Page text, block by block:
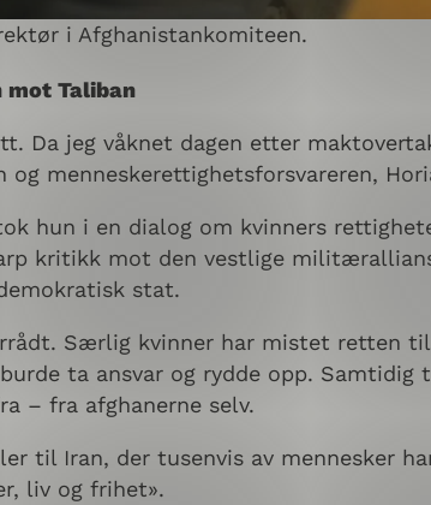
i Afghanistankomiteen.
mot Taliban
Da jeg våknet dagen etter
og menneskerettighetsforsvareren,
hun i en dialog om kvinners
kritikk mot den vestlige
stat.
Særlig kvinner har mistet retten
ta ansvar og rydde opp.
– fra afghanerne selv.
til Iran, der tusenvis av mennesker
liv og frihet».